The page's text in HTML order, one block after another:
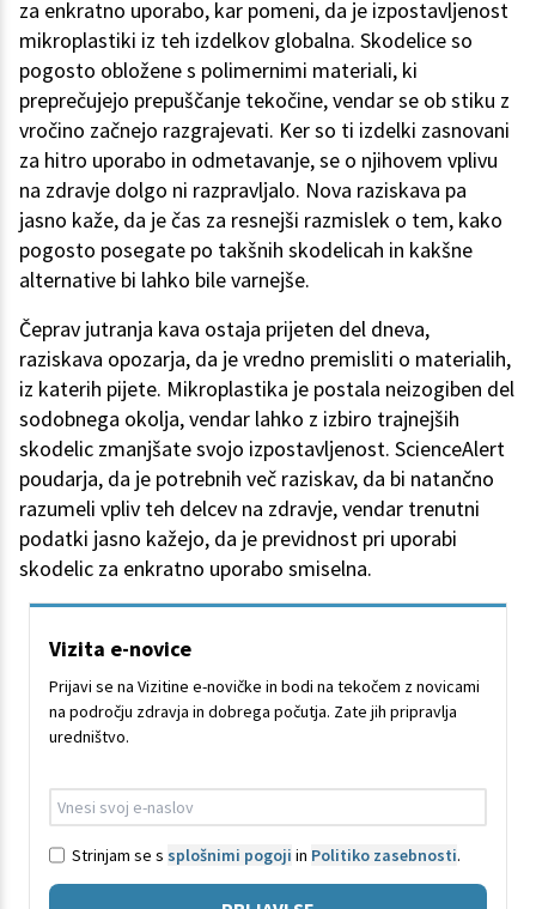
za enkratno uporabo, kar pomeni, da je izpostavljenost
mikroplastiki iz teh izdelkov globalna. Skodelice so
pogosto obložene s polimernimi materiali, ki
preprečujejo prepuščanje tekočine, vendar se ob stiku z
vročino začnejo razgrajevati. Ker so ti izdelki zasnovani
za hitro uporabo in odmetavanje, se o njihovem vplivu
na zdravje dolgo ni razpravljalo. Nova raziskava pa
jasno kaže, da je čas za resnejši razmislek o tem, kako
pogosto posegate po takšnih skodelicah in kakšne
alternative bi lahko bile varnejše.
Čeprav jutranja kava ostaja prijeten del dneva,
raziskava opozarja, da je vredno premisliti o materialih,
iz katerih pijete. Mikroplastika je postala neizogiben del
sodobnega okolja, vendar lahko z izbiro trajnejših
skodelic zmanjšate svojo izpostavljenost. ScienceAlert
poudarja, da je potrebnih več raziskav, da bi natančno
razumeli vpliv teh delcev na zdravje, vendar trenutni
podatki jasno kažejo, da je previdnost pri uporabi
skodelic za enkratno uporabo smiselna.
Vizita e-novice
Prijavi se na Vizitine e-novičke in bodi na tekočem z novicami
na področju zdravja in dobrega počutja. Zate jih pripravlja
uredništvo.
Strinjam se s splošnimi pogoji in Politiko zasebnosti.